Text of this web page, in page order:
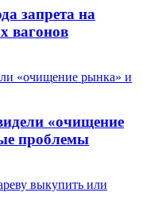
запрета на
вагонов
«очищение
проблемы